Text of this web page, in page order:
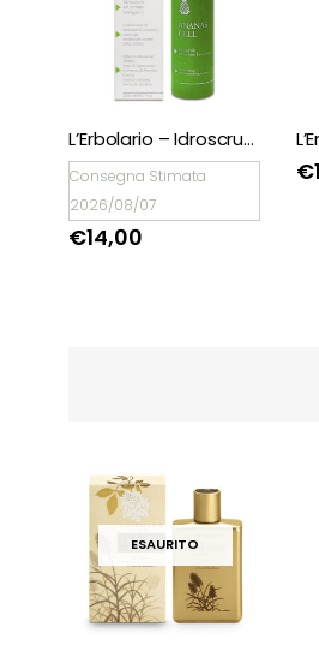
L’Erbolario – Idroscrub Ananas Cell
Consegna Stimata
2026/08/07
€14,00
€
ESAURITO